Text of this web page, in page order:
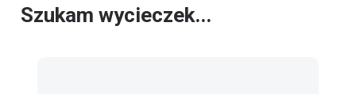
Szukam wycieczek...